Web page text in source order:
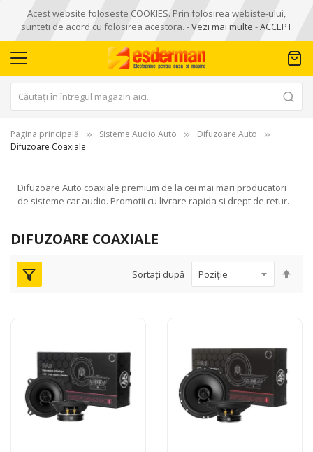
Acest website foloseste COOKIES. Prin folosirea webiste-ului,
sunteti de acord cu folosirea acestora. -Vezi mai multe -ACCEPT
Pagina principală Sisteme Audio Auto
Difuzoare Auto
Difuzoare Coaxiale
Difuzoare Auto coaxiale premium de la cei mai mari producatori
de sisteme car audio. Promotii cu livrare rapida si drept de retur.
DIFUZOARE COAXIALE
Sortați după